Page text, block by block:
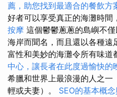
薦，助您找到最適合的餐飲方
好者可以享受真正的海灘時間
按摩 這個鬱鬱蔥蔥的島嶼不
海岸而聞名，而且還以各種遠
富性和美妙的海灘令所有味道
中心，讓長者在此度過愉快的
希臘和世界上最浪漫的人之
輕或夫妻）。 SEO的基本概